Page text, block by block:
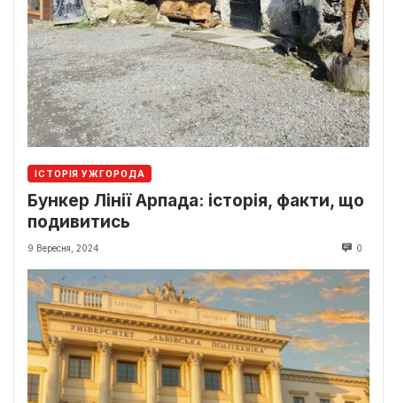
ІСТОРІЯ УЖГОРОДА
Бункер Лінії Арпада: історія, факти, що
подивитись
9 Вересня, 2024 0